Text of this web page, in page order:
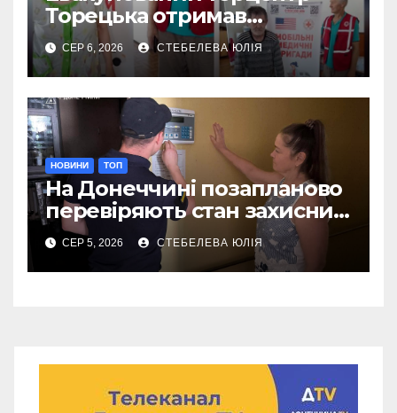
Торецька отримав
допомогу від Червоного
Хреста
СЕР 6, 2026 СТЕБЕЛЕВА ЮЛІЯ
НОВИНИ ТОП
На Донеччині позапланово
перевіряють стан захисних
споруд
СЕР 5, 2026 СТЕБЕЛЕВА ЮЛІЯ